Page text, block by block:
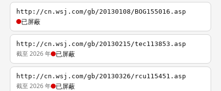
http://cn.wsj.com/gb/20130108/BOG155016.asp
已屏蔽
http://cn.wsj.com/gb/20130215/tec113853.asp
截至 2026 年 已屏蔽
http://cn.wsj.com/gb/20130326/rcu115451.asp
截至 2026 年 已屏蔽